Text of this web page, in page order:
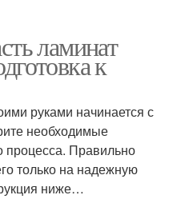
ламинат
к
руками начинается с
необходимые
процесса. Правильно
только на надежную
ниже…